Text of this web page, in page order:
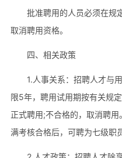
批准聘用的人员必须在规
取消聘用资格。
四、相关政策
1.人事关系：招聘人才与
限5年，聘用试用期按有关规
正式聘用;不合格的，取消聘
满考核合格后，可聘为七级职